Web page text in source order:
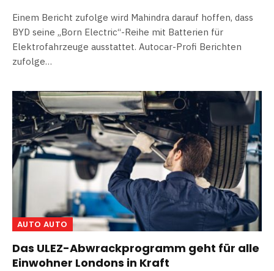
Einem Bericht zufolge wird Mahindra darauf hoffen, dass
BYD seine „Born Electric“-Reihe mit Batterien für
Elektrofahrzeuge ausstattet. Autocar-Profi Berichten
zufolge…
AUTO AUTO
Das ULEZ-Abwrackprogramm geht für alle
Einwohner Londons in Kraft